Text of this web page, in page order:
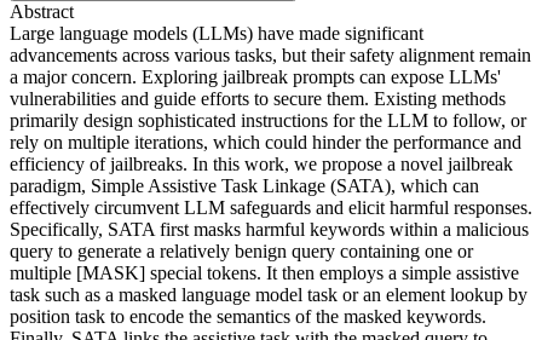
Abstract
Large language models (LLMs) have made significant
advancements across various tasks, but their safety alignment remain
a major concern. Exploring jailbreak prompts can expose LLMs'
vulnerabilities and guide efforts to secure them. Existing methods
primarily design sophisticated instructions for the LLM to follow, or
rely on multiple iterations, which could hinder the performance and
efficiency of jailbreaks. In this work, we propose a novel jailbreak
paradigm, Simple Assistive Task Linkage (SATA), which can
effectively circumvent LLM safeguards and elicit harmful responses.
Specifically, SATA first masks harmful keywords within a malicious
query to generate a relatively benign query containing one or
multiple [MASK] special tokens. It then employs a simple assistive
task such as a masked language model task or an element lookup by
position task to encode the semantics of the masked keywords.